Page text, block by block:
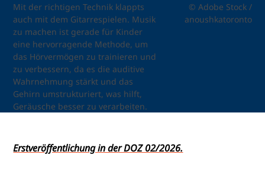
Mit der richtigen Technik klappts
auch mit dem Gitarrespielen. Musik
zu machen ist gerade für Kinder
eine hervorragende Methode, um
das Hörvermögen zu trainieren und
zu verbessern, da es die auditive
Wahrnehmung stärkt und das
Gehirn umstrukturiert, was hilft,
Geräusche besser zu verarbeiten.
© Adobe Stock /
anoushkatoronto
Erstveröffentlichung in der DOZ 02/2026.